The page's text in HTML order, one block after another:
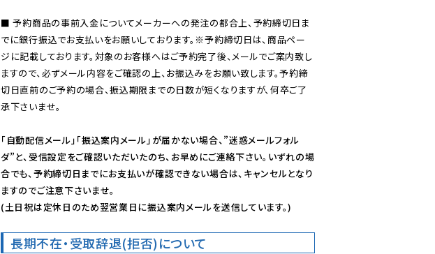
■ 予約商品の事前入金についてメーカーへの発注の都合上、予約締切日ま
でに銀行振込でお支払いをお願いしております。※予約締切日は、商品ペー
ジに記載しております。対象のお客様へはご予約完了後、メールでご案内致し
ますので、必ずメール内容をご確認の上、お振込みをお願い致します。予約締
切日直前のご予約の場合、振込期限までの日数が短くなりますが、何卒ご了
承下さいませ。
「自動配信メール」「振込案内メール」が届かない場合、”迷惑メールフォル
ダ”と、受信設定をご確認いただいたのち、お早めにご連絡下さい。いずれの場
合でも、予約締切日までにお支払いが確認できない場合は、キャンセルとなり
ますのでご注意下さいませ。
(土日祝は定休日のため翌営業日に振込案内メールを送信しています。)
長期不在・受取辞退(拒否)について